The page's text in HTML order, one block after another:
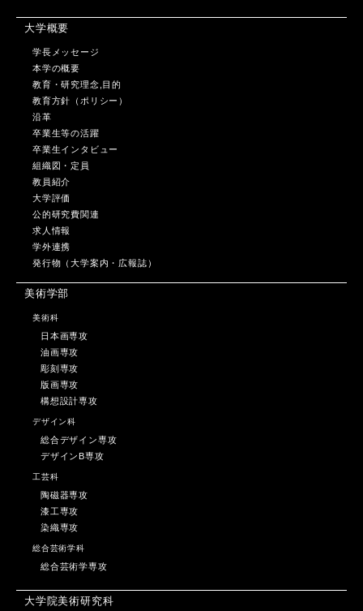
大学概要
学長メッセージ
本学の概要
教育・研究理念,目的
教育方針（ポリシー）
沿革
卒業生等の活躍
卒業生インタビュー
組織図・定員
教員紹介
大学評価
公的研究費関連
求人情報
学外連携
発行物（大学案内・広報誌）
美術学部
美術科
日本画専攻
油画専攻
彫刻専攻
版画専攻
構想設計専攻
デザイン科
総合デザイン専攻
デザインB専攻
工芸科
陶磁器専攻
漆工専攻
染織専攻
総合芸術学科
総合芸術学専攻
大学院美術研究科